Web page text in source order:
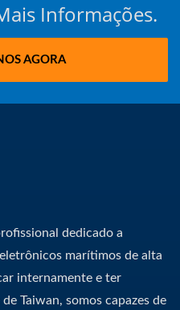
Informações.
AGORA
dedicado a
marítimos de alta
internamente e ter
Taiwan, somos capazes de